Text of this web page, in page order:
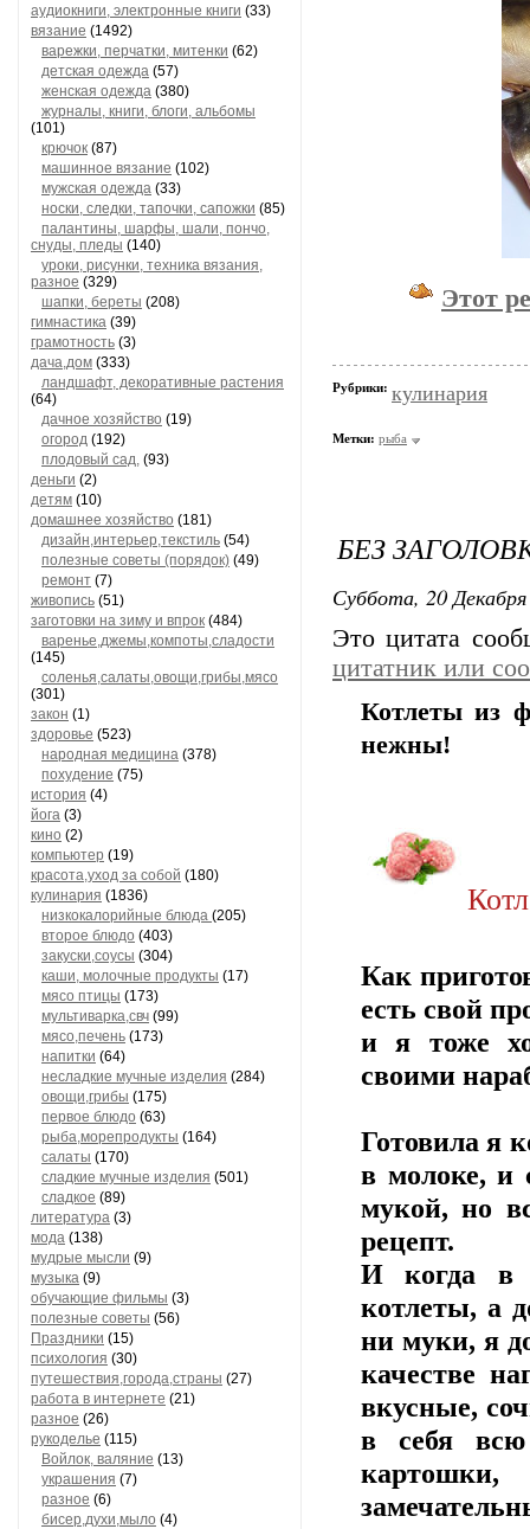
аудиокниги, электронные книги (33)
вязание (1492)
варежки, перчатки, митенки (62)
детская одежда (57)
женская одежда (380)
журналы, книги, блоги, альбомы
(101)
крючок (87)
машинное вязание (102)
мужская одежда (33)
носки, следки, тапочки, сапожки (85)
палантины, шарфы, шали, пончо,
снуды, пледы (140)
уроки, рисунки, техника вязания,
разное (329)
шапки, береты (208)
гимнастика (39)
грамотность (3)
дача,дом (333)
ландшафт, декоративные растения
(64)
дачное хозяйство (19)
огород (192)
плодовый сад, (93)
деньги (2)
детям (10)
домашнее хозяйство (181)
дизайн,интерьер,текстиль (54)
полезные советы (порядок) (49)
ремонт (7)
живопись (51)
заготовки на зиму и впрок (484)
варенье,джемы,компоты,сладости
(145)
соленья,салаты,овощи,грибы,мясо
(301)
закон (1)
здоровье (523)
народная медицина (378)
похудение (75)
история (4)
йога (3)
кино (2)
компьютер (19)
красота,уход за собой (180)
кулинария (1836)
низкокалорийные блюда (205)
второе блюдо (403)
закуски,соусы (304)
каши, молочные продукты (17)
мясо птицы (173)
мультиварка,свч (99)
мясо,печень (173)
напитки (64)
несладкие мучные изделия (284)
овощи,грибы (175)
первое блюдо (63)
рыба,морепродукты (164)
салаты (170)
сладкие мучные изделия (501)
сладкое (89)
литература (3)
мода (138)
мудрые мысли (9)
музыка (9)
обучающие фильмы (3)
полезные советы (56)
Праздники (15)
психология (30)
путешествия,города,страны (27)
работа в интернете (21)
разное (26)
рукоделье (115)
Войлок, валяние (13)
украшения (7)
разное (6)
бисер,духи,мыло (4)
Этот
Рубрики: кулинария
Метки: рыба
БЕЗ
Суббота, 20
Это цитата
цитатник или
Котлеты из
нежны!
Как
есть свой
и я тоже
своими
Готовила я
в молоке, и
мукой, но
рецепт.
И когда в
котлеты, а
ни муки, я
качестве
вкусные,
в себя